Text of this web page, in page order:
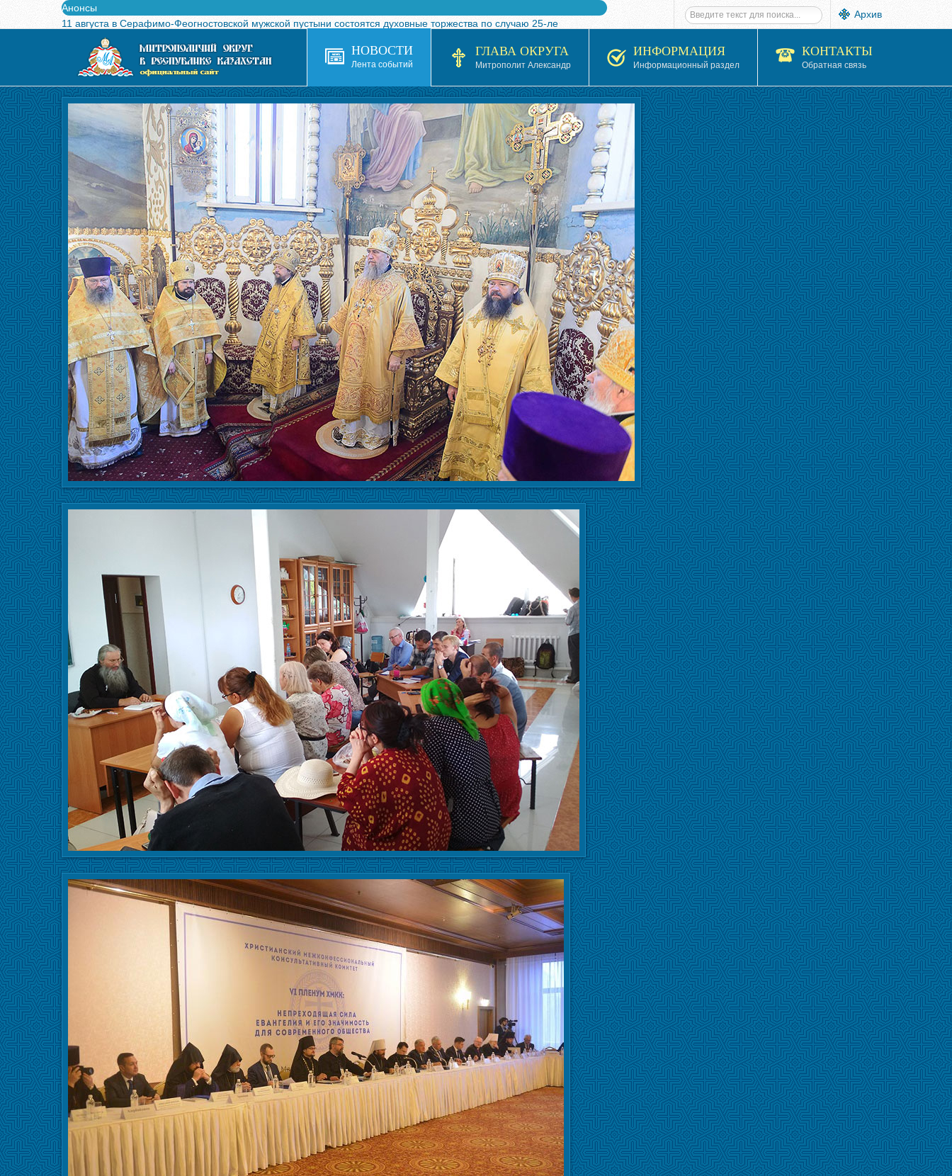
Анонсы
11 августа в Серафимо-Феогностовской мужской пустыни состоятся духовные торжества по случаю 25-ле
Выпущен в свет буклет о проведении Международного турнира по волейболу, посвященного 25-летию обр
Вышел в свет новый номер журнала «Свет Православия в Казахстане»
Вышла в свет монография «Управляющие Алма-Атинской епархией Русской Православной Церкви в 1927–19
Алма-Атинская духовная семинария объявляет прием документов на 2026-2027 учебный год
Архив
НОВОСТИ
Лента событий
ГЛАВА ОКРУГА
Митрополит Александр
ИНФОРМАЦИЯ
Информационный раздел
КОНТАКТЫ
Обратная связь